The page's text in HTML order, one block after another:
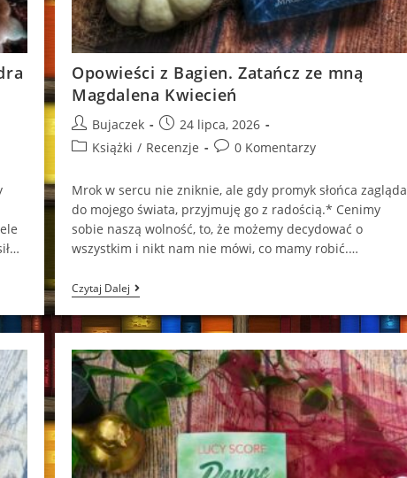
Opowieści z Bagien. Zatańcz ze mną
Magdalena Kwiecień
Post
author:
Bujaczek
Post
published:
24 lipca, 2026
PostKsiążki / Recenzje
Post0 Komentarzy
Mrok w sercu nie zniknie, ale gdy promyk słońca zagląda
do mojego świata, przyjmuję go z radością.* Cenimy
sobie naszą wolność, to, że możemy decydować o
wszystkim i nikt nam nie mówi, co mamy robić.…
Czytaj Dalej Opowieści
Z
Bagien.
Zatańcz
Mną
Magdalena
Kwiecień